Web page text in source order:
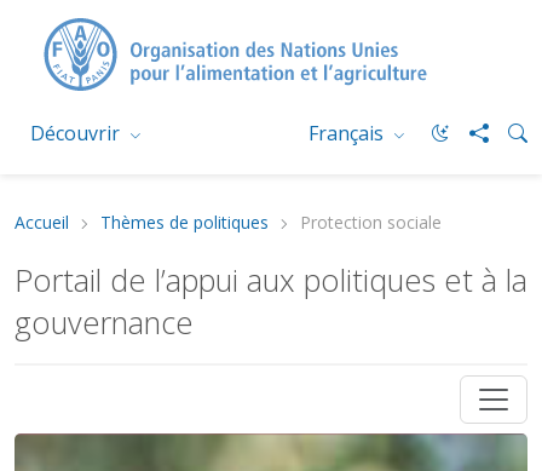
Découvrir Français
Accueil Thèmes de politiques Protection sociale
Portail de l’appui aux politiques et à la
gouvernance